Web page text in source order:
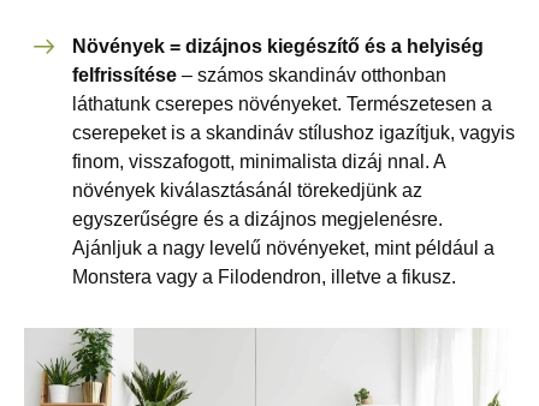
Növények = dizájnos kiegészítő és a helyiség
felfrissítése – számos skandináv otthonban
láthatunk cserepes növényeket. Természetesen a
cserepeket is a skandináv stílushoz igazítjuk, vagyis
finom, visszafogott, minimalista dizáj nnal. A
növények kiválasztásánál törekedjünk az
egyszerűségre és a dizájnos megjelenésre.
Ajánljuk a nagy levelű növényeket, mint például a
Monstera vagy a Filodendron, illetve a fikusz.